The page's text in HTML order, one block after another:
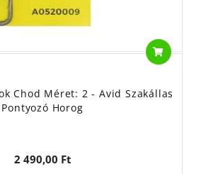
Chod Méret: 2 - Avid Szakállas
Pontyozó Horog
2 490,00 Ft